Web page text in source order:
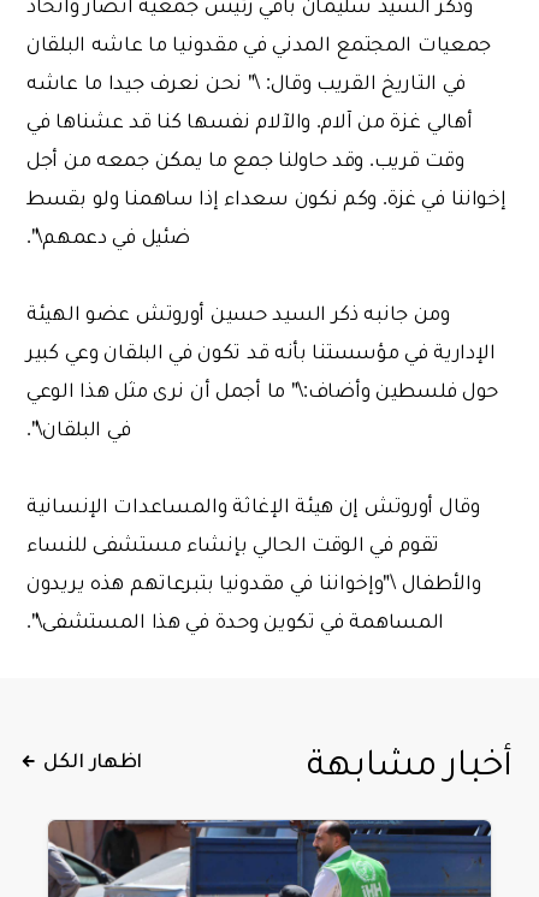
جمعيات المجتمع المدني في مقدونيا ما عاشه البلقان
في التاريخ القريب وقال: \" نحن نعرف جيدا ما عاشه
أهالي غـزة من آلام. والآلام نفسها كنا قد عشناها في
وقت قريب. وقد حاولنا جمع ما يمكن جمعه من أجل
إخواننا في غزة. وكم نكون سعداء إذا ساهمنا ولو بقسط
ضئيل في دعمهم\".
ومن جانبه ذكر السيد حسين أوروتش عضو الهيئة
الإدارية في مؤسستنا بأنه قد تكون في البلقان وعي كبير
حول فلسطين وأضاف:\" ما أجمل أن نرى مثل هذا الوعي
في البلقان\".
وقال أوروتش إن هيئة الإغاثة والمساعدات الإنسانية
تقوم في الوقت الحالي بإنشاء مستشفى للنساء
والأطفال \"وإخواننا في مقدونيا بتبرعاتهم هذه يريدون
المساهمة في تكوين وحدة في هذا المستشفى\".
أخبار مشابهة اظهار الكل